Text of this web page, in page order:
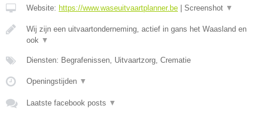
Website: https://www.waseuitvaartplanner.be Screenshot ▼
Wij zijn een uitvaartonderneming, actief in gans het Waasland en
ook ▼
Diensten: Begrafenissen, Uitvaartzorg, Crematie
Openingstijden ▼
Laatste facebook posts ▼